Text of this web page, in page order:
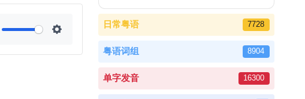
日常粤语 7728
粤语词组 8904
单字发音 16300